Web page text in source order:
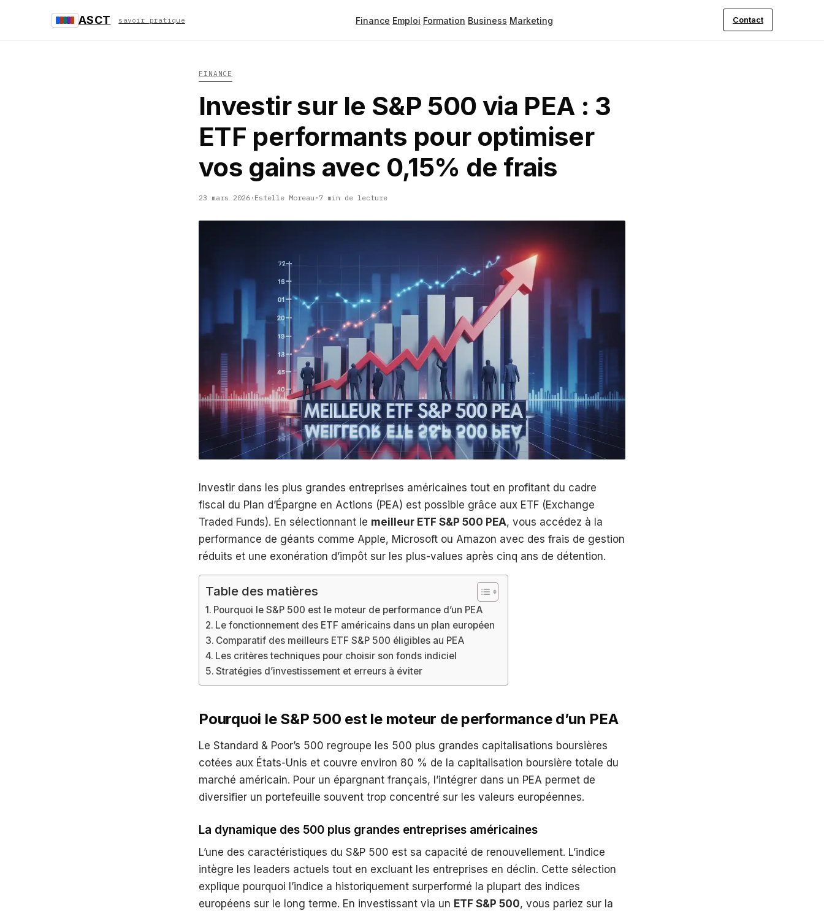
ASCT savoir pratique Finance Emploi Formation Business Marketing Contact
FINANCE
Investir sur le S&P 500 via PEA : 3
ETF performants pour optimiser
vos gains avec 0,15% de frais
23 mars 2026 · Estelle Moreau · 7 min de lecture
Investir dans les plus grandes entreprises américaines tout en profitant du cadre
fiscal du Plan d’Épargne en Actions (PEA) est possible grâce aux ETF (Exchange
Traded Funds). En sélectionnant le meilleur ETF S&P 500 PEA, vous accédez à la
performance de géants comme Apple, Microsoft ou Amazon avec des frais de gestion
réduits et une exonération d’impôt sur les plus-values après cinq ans de détention.
Table des matières
Pourquoi le S&P 500 est le moteur de performance d’un PEA
Le fonctionnement des ETF américains dans un plan européen
Comparatif des meilleurs ETF S&P 500 éligibles au PEA
Les critères techniques pour choisir son fonds indiciel
Stratégies d’investissement et erreurs à éviter
Pourquoi le S&P 500 est le moteur de performance d’un PEA
Le Standard & Poor’s 500 regroupe les 500 plus grandes capitalisations boursières
cotées aux États-Unis et couvre environ 80 % de la capitalisation boursière totale du
marché américain. Pour un épargnant français, l’intégrer dans un PEA permet de
diversifier un portefeuille souvent trop concentré sur les valeurs européennes.
La dynamique des 500 plus grandes entreprises américaines
L’une des caractéristiques du S&P 500 est sa capacité de renouvellement. L’indice
intègre les leaders actuels tout en excluant les entreprises en déclin. Cette sélection
explique pourquoi l’indice a historiquement surperformé la plupart des indices
européens sur le long terme. En investissant via un ETF S&P 500, vous pariez sur la